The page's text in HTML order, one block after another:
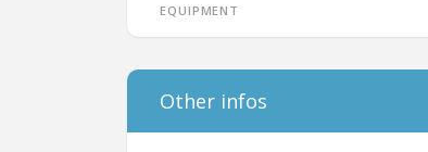
Equipment
Other infos